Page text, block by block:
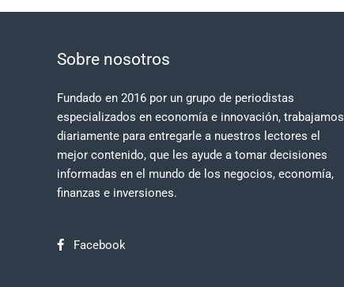
Sobre nosotros
Fundado en 2016 por un grupo de periodistas
especializados en economía e innovación, trabajamos
diariamente para entregarle a nuestros lectores el
mejor contenido, que les ayude a tomar decisiones
informadas en el mundo de los negocios, economía,
finanzas e inversiones.
Facebook